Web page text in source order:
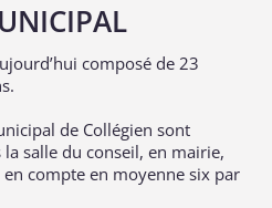
composé de 23
de Collégien sont
salle du conseil, en mairie,
compte en moyenne six par